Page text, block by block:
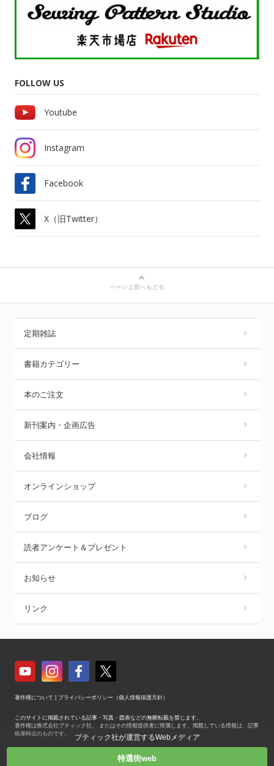
FOLLOW US
Youtube
Instagram
Facebook
X（旧Twitter）
ページ上部へもどる
定期雑誌
書籍カテゴリー
本のご注文
新刊案内・企画広告
会社情報
オンラインショップ
ブログ
読者アンケート＆プレゼント
お知らせ
リンク
著作権について プライバシーポリシー（個人情報保護方針）
このサイトに掲載されている記事・写真・図表などの無断転載を禁じます。
著作権は株式会社ブティック社、 またはその情報提供者に帰属します。掲載している情報は、記事
執筆時点のものです。
Copyright © Boutique-sha, Inc. All Rights Reserved.
ブティック社が運営するWebメディア
特選街web